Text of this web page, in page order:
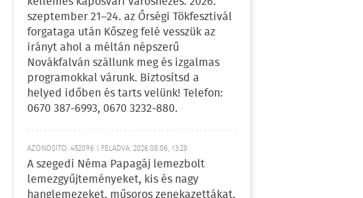
szeptember 21–24. az Őrségi Tökfesztivál
forgataga után Kőszeg felé vesszük az
irányt ahol a méltán népszerű
Novákfalván szállunk meg és izgalmas
programokkal várunk. Biztosítsd a
helyed időben és tarts velünk! Telefon:
0670 387-6993, 0670 3232-880.
AZONOSÍTÓ: 452096 | FELADVA: 2026.08.06, 13:28
A szegedi Néma Papagáj lemezbolt
lemezgyűjteményeket, kis és nagy